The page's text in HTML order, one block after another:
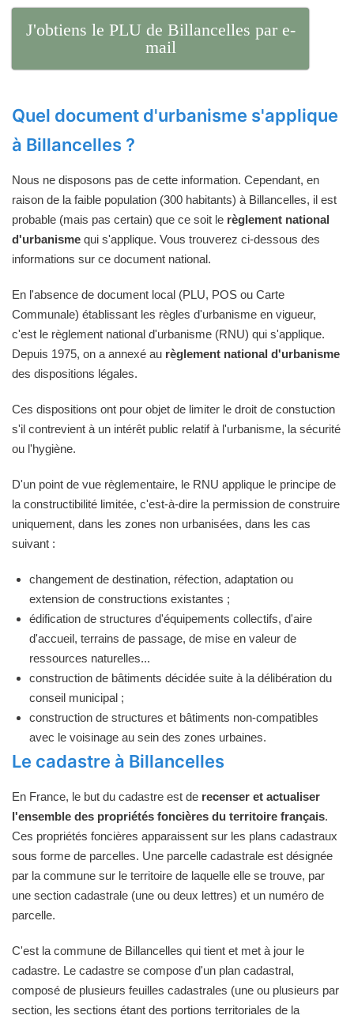
J'obtiens le PLU de Billancelles par e-
mail
Quel document d'urbanisme s'applique
à Billancelles ?
Nous ne disposons pas de cette information. Cependant, en
raison de la faible population (300 habitants) à Billancelles, il est
probable (mais pas certain) que ce soit le règlement national
d'urbanisme qui s'applique. Vous trouverez ci-dessous des
informations sur ce document national.
En l'absence de document local (PLU, POS ou Carte
Communale) établissant les règles d'urbanisme en vigueur,
c'est le règlement national d'urbanisme (RNU) qui s'applique.
Depuis 1975, on a annexé au règlement national d'urbanisme
des dispositions légales.
Ces dispositions ont pour objet de limiter le droit de constuction
s'il contrevient à un intérêt public relatif à l'urbanisme, la sécurité
ou l'hygiène.
D'un point de vue règlementaire, le RNU applique le principe de
la constructibilité limitée, c'est-à-dire la permission de construire
uniquement, dans les zones non urbanisées, dans les cas
suivant :
changement de destination, réfection, adaptation ou
extension de constructions existantes ;
édification de structures d'équipements collectifs, d'aire
d'accueil, terrains de passage, de mise en valeur de
ressources naturelles...
construction de bâtiments décidée suite à la délibération du
conseil municipal ;
construction de structures et bâtiments non-compatibles
avec le voisinage au sein des zones urbaines.
Le cadastre à Billancelles
En France, le but du cadastre est de recenser et actualiser
l'ensemble des propriétés foncières du territoire français.
Ces propriétés foncières apparaissent sur les plans cadastraux
sous forme de parcelles. Une parcelle cadastrale est désignée
par la commune sur le territoire de laquelle elle se trouve, par
une section cadastrale (une ou deux lettres) et un numéro de
parcelle.
C'est la commune de Billancelles qui tient et met à jour le
cadastre. Le cadastre se compose d'un plan cadastral,
composé de plusieurs feuilles cadastrales (une ou plusieurs par
section, les sections étant des portions territoriales de la